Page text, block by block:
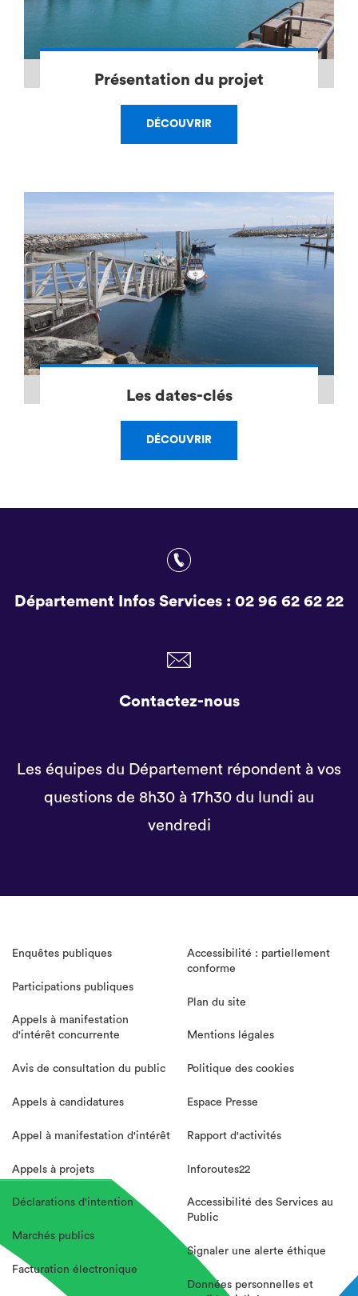
Présentation du projet
DÉCOUVRIR
Les dates-clés
DÉCOUVRIR
Département Infos Services : 02 96 62 62 22
Contactez-nous
Les équipes du Département répondent à vos
questions de 8h30 à 17h30 du lundi au
vendredi
Enquêtes publiques
Participations publiques
Appels à manifestation
d'intérêt concurrente
Avis de consultation du public
Appels à candidatures
Appel à manifestation d'intérêt
Appels à projets
Déclarations d'intention
Marchés publics
Facturation électronique
Accessibilité : partiellement
conforme
Plan du site
Mentions légales
Politique des cookies
Espace Presse
Rapport d'activités
Inforoutes22
Accessibilité des Services au
Public
Signaler une alerte éthique
Données personnelles et